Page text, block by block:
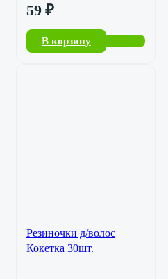
59 ₽
В корзину
Резиночки д/волос
Кокетка 30шт.